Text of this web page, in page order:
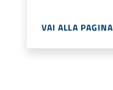
VAI ALLA PAGINA